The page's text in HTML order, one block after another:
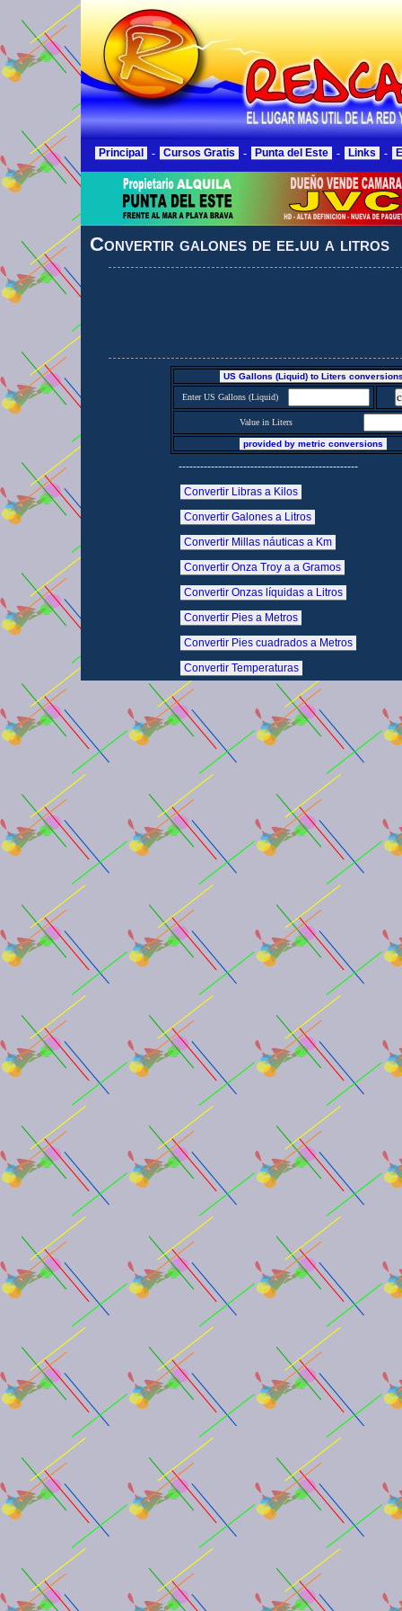
Principal - Cursos Gratis - Punta del Este - Links -
Convertir galones de ee.uu a litros
US Gallons (Liquid) to Liters
Enter US Gallons (Liquid)
Value in Liters
provided by metric conversions
--------------------------------------------------
Convertir Libras a Kilos
Convertir Galones a Litros
Convertir Millas náuticas a Km
Convertir Onza Troy a a Gramos
Convertir Onzas líquidas a Litros
Convertir Pies a Metros
Convertir Pies cuadrados a Metros
Convertir Temperaturas